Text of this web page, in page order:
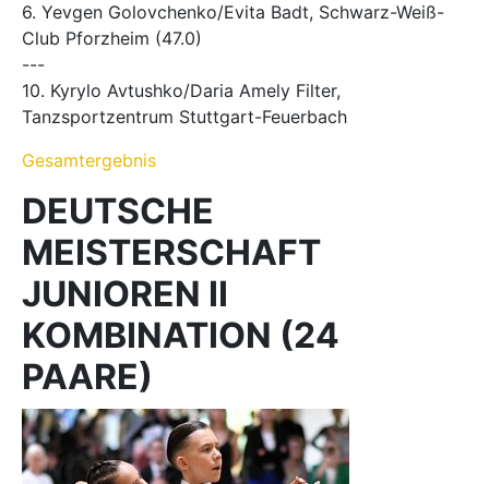
6. Yevgen Golovchenko/Evita Badt, Schwarz-Weiß-
Club Pforzheim (47.0)
---
10. Kyrylo Avtushko/Daria Amely Filter,
Tanzsportzentrum Stuttgart-Feuerbach
Gesamtergebnis
DEUTSCHE
MEISTERSCHAFT
JUNIOREN II
KOMBINATION (24
PAARE)